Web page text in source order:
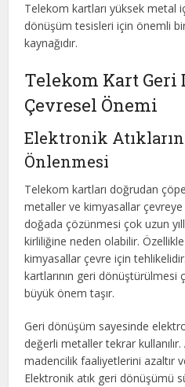
Telekom kartları yüksek metal
dönüşüm tesisleri için önemli
kaynağıdır.
Telekom Kart Geri
Çevresel Önemi
Elektronik Atıkların
Önlenmesi
Telekom kartları doğrudan çöpe
metaller ve kimyasallar
doğada çözünmesi çok uzun
kirliliğine neden olabilir.
kimyasallar çevre için
kartlarının geri dönüştürülmesi
büyük önem taşır.
Geri dönüşüm sayesinde
değerli metaller tekrar
madencilik faaliyetlerini azaltır
Elektronik atık geri dönüşümü